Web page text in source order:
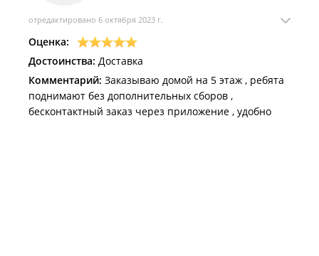
отредактировано 6 октября 2023 г.
Оценка:
Достоинства: Доставка
Комментарий: Заказываю домой на 5 этаж , ребята
поднимают без дополнительных сборов ,
бесконтактный заказ через приложение , удобно